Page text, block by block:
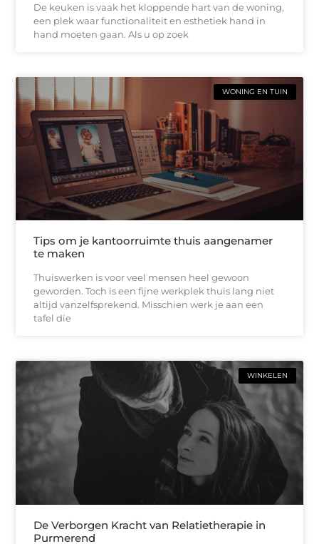
De keuken is vaak het kloppende hart van de woning,
een plek waar functionaliteit en esthetiek hand in
hand moeten gaan. Als u op zoek
WONING EN TUIN
Tips om je kantoorruimte thuis aangenamer
te maken
Thuiswerken is voor veel mensen heel gewoon
geworden. Toch is een fijne werkplek thuis lang niet
altijd vanzelfsprekend. Misschien werk je aan een
tafel die
WINKELEN
De Verborgen Kracht van Relatietherapie in
Purmerend